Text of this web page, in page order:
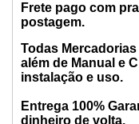
Frete pago com
postagem.
Todas
além de Manual e
instalação e uso.
Entrega 100%
dinheiro de volta.